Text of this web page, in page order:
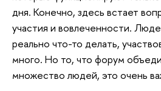
дня. Конечно, здесь встает
участия и вовлеченности.
реально что-то делать,
много. Но то, что форум
множество людей, это очень